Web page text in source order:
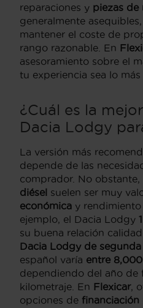
reparaciones y piezas de
generalmente
mantener el coste de
rango razonable. En
asesoramiento sobre el
tu experiencia sea lo
¿Cuál es la
Dacia Lodgy
La versión más
depende de las
comprador. No obstante,
diésel suelen ser muy
económica y
ejemplo, el Dacia Lodgy
su buena relación
Dacia Lodgy de
español varía entre
dependiendo del año de
kilometraje. En Flexicar,
opciones de financiación